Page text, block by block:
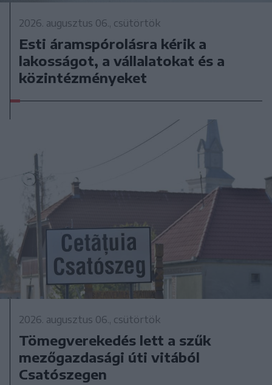
2026. augusztus 06., csütörtök
Esti áramspórolásra kérik a
lakosságot, a vállalatokat és a
közintézményeket
2026. augusztus 06., csütörtök
Tömegverekedés lett a szűk
mezőgazdasági úti vitából
Csatószegen